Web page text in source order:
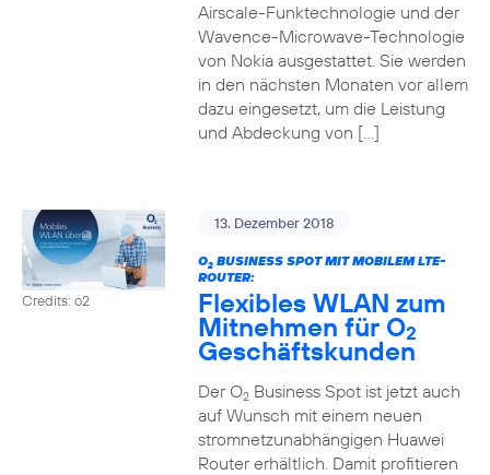
Airscale-Funktechnologie und der
Wavence-Microwave-Technologie
von Nokia ausgestattet. Sie werden
in den nächsten Monaten vor allem
dazu eingesetzt, um die Leistung
und Abdeckung von […]
Credits: o2
13. Dezember 2018
O2BUSINESS SPOT MIT MOBILEM LTE-
ROUTER:
Flexibles WLAN zum
Mitnehmen für O2
Geschäftskunden
Der O2Business Spot ist jetzt auch
auf Wunsch mit einem neuen
stromnetzunabhängigen Huawei
Router erhältlich. Damit profitieren